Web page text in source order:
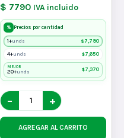
$ 7790 IVA incluido
% Precios por cantidad
1+unds $7,790
4+unds $7,650
MEJOR
20+unds $7,370
− +
AGREGAR AL CARRITO